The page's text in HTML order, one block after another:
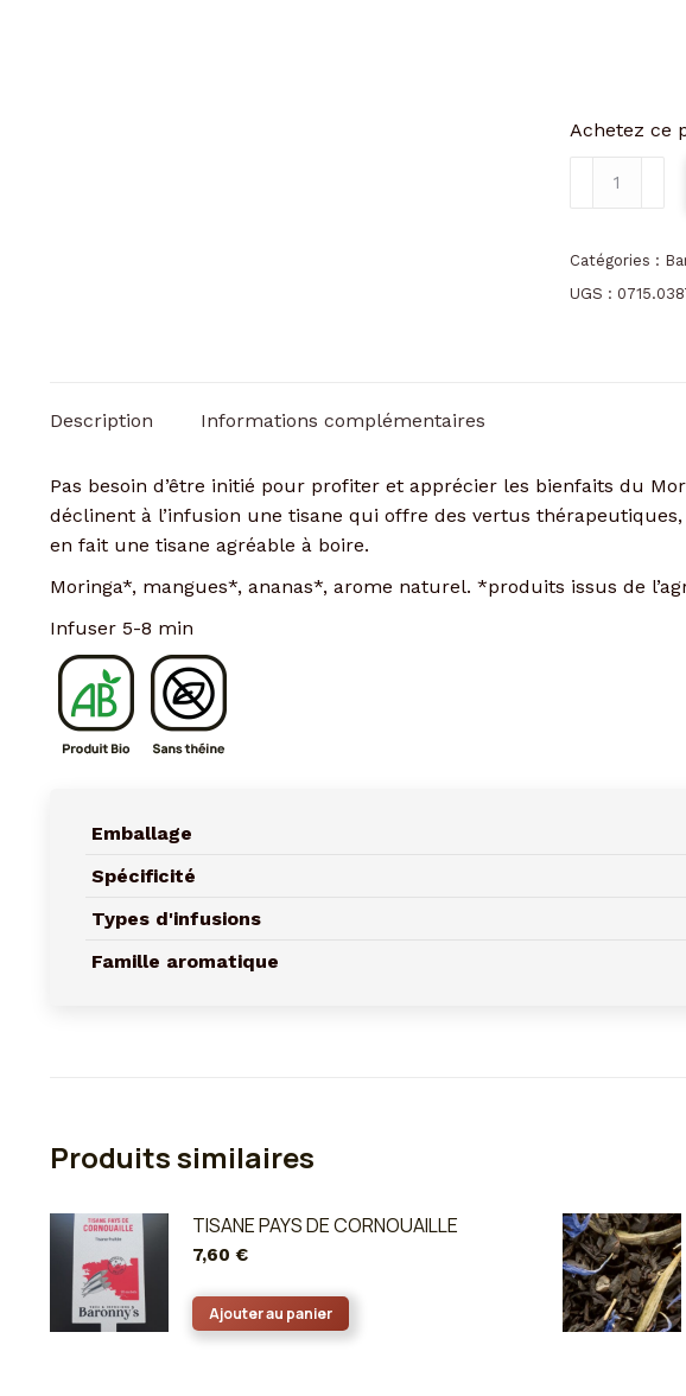
Achetez ce
Fruits
exotiques
Catégories :
UGS :
Description Informations complémentaires
Pas besoin d’être initié pour profiter et apprécier les bienfaits du
déclinent à l’infusion une tisane qui offre des vertus
en fait une tisane agréable à boire.
Moringa*, mangues*, ananas*, arome naturel. *produits issus de
Infuser 5-8 min
Emballage
Spécificité
Types d'infusions
Famille aromatique
Produits similaires
TISANE PAYS DE CORNOUAILLE
7,60 €
Ajouter au panier